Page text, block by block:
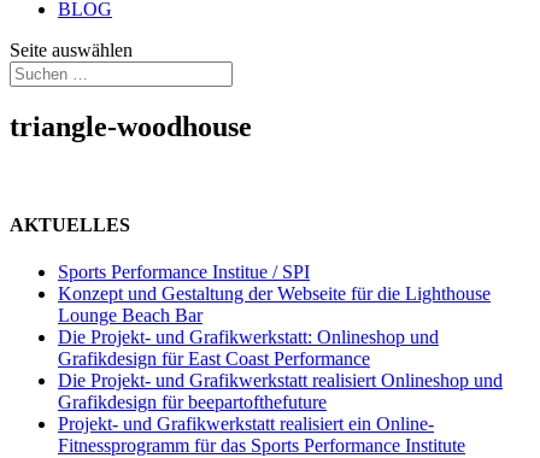
BLOG
Seite auswählen
triangle-woodhouse
AKTUELLES
Sports Performance Institue / SPI
Konzept und Gestaltung der Webseite für die Lighthouse
Lounge Beach Bar
Die Projekt- und Grafikwerkstatt: Onlineshop und
Grafikdesign für East Coast Performance
Die Projekt- und Grafikwerkstatt realisiert Onlineshop und
Grafikdesign für beepartofthefuture
Projekt- und Grafikwerkstatt realisiert ein Online-
Fitnessprogramm für das Sports Performance Institute